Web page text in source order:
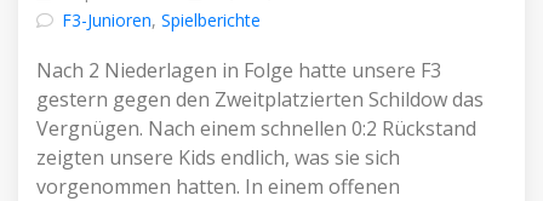
F3-Junioren, Spielberichte
Nach 2 Niederlagen in Folge hatte unsere F3
gestern gegen den Zweitplatzierten Schildow das
Vergnügen. Nach einem schnellen 0:2 Rückstand
zeigten unsere Kids endlich, was sie sich
vorgenommen hatten. In einem offenen